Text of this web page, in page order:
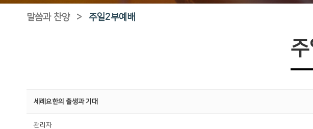
말씀과 찬양 > 주일2부예배
세례요한의 출생과 기대
관리자